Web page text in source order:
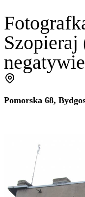
Pomorska 68,